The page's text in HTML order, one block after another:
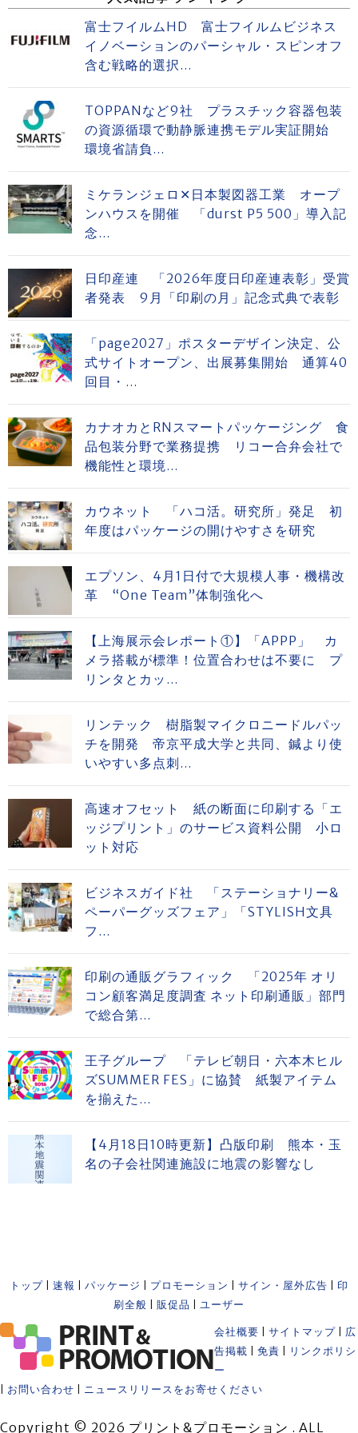
富士フイルムHD 富士フイルムビジネス
イノベーションのパーシャル・スピンオフ
含む戦略的選択...
TOPPANなど9社 プラスチック容器包装
の資源循環で動静脈連携モデル実証開始
環境省請負...
ミケランジェロ✕日本製図器工業 オープ
ンハウスを開催 「durst P5 500」導入記
念...
日印産連 「2026年度日印産連表彰」受賞
者発表 9月「印刷の月」記念式典で表彰
「page2027」ポスターデザイン決定、公
式サイトオープン、出展募集開始 通算40
回目・...
カナオカとRNスマートパッケージング 食
品包装分野で業務提携 リコー合弁会社で
機能性と環境...
カウネット 「ハコ活。研究所」発足 初
年度はパッケージの開けやすさを研究
エプソン、4月1日付で大規模人事・機構改
革 “One Team”体制強化へ
【上海展示会レポート①】「APPP」 カ
メラ搭載が標準！位置合わせは不要に プ
リンタとカッ...
リンテック 樹脂製マイクロニードルパッ
チを開発 帝京平成大学と共同、鍼より使
いやすい多点刺...
高速オフセット 紙の断面に印刷する「エ
ッジプリント」のサービス資料公開 小ロ
ット対応
ビジネスガイド社 「ステーショナリー&
ペーパーグッズフェア」「STYLISH文具
フ...
印刷の通販グラフィック 「2025年 オリ
コン顧客満足度調査 ネット印刷通販」部門
で総合第...
王子グループ 「テレビ朝日・六本木ヒル
ズSUMMER FES」に協賛 紙製アイテム
を揃えた...
【4月18日10時更新】凸版印刷 熊本・玉
名の子会社関連施設に地震の影響なし
トップ 速報 パッケージ プロモーション サイン・屋外広告
印
刷全般
販促品 ユーザー
会社概要 サイトマップ
広
告掲載
免責
リンクポリシ
ー
お問い合わせ ニュースリリースをお寄せください
Copyright © 2026 プリント&プロモーション . ALL